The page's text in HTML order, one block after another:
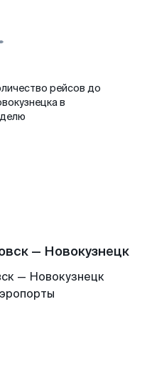
рейсов до
в
— Новокузнецк
— Новокузнецк